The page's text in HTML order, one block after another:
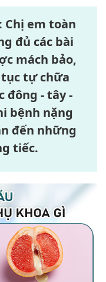
Chị em toàn
đủ các bài
mách bảo,
tự chữa
đông - tây -
bệnh nặng
đến những
tiếc.